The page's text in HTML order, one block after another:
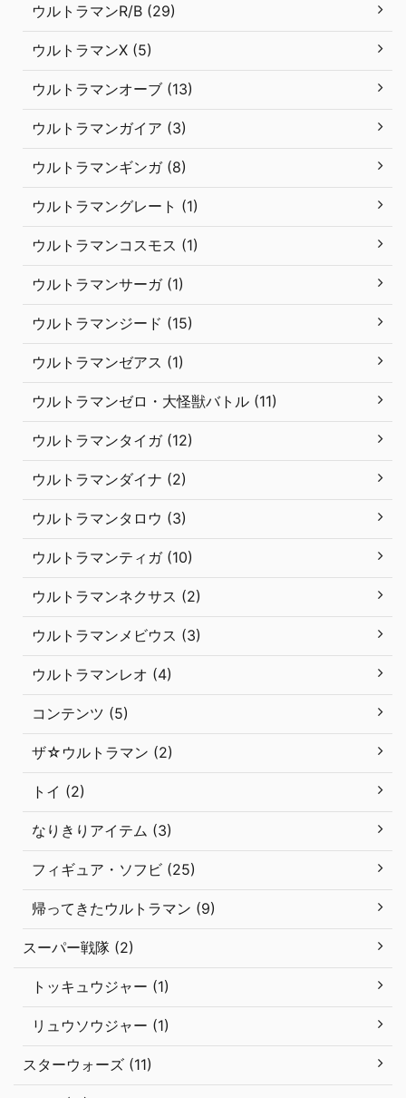
ウルトラマンR/B (29)
ウルトラマンX (5)
ウルトラマンオーブ (13)
ウルトラマンガイア (3)
ウルトラマンギンガ (8)
ウルトラマングレート (1)
ウルトラマンコスモス (1)
ウルトラマンサーガ (1)
ウルトラマンジード (15)
ウルトラマンゼアス (1)
ウルトラマンゼロ・大怪獣バトル (11)
ウルトラマンタイガ (12)
ウルトラマンダイナ (2)
ウルトラマンタロウ (3)
ウルトラマンティガ (10)
ウルトラマンネクサス (2)
ウルトラマンメビウス (3)
ウルトラマンレオ (4)
コンテンツ (5)
ザ☆ウルトラマン (2)
トイ (2)
なりきりアイテム (3)
フィギュア・ソフビ (25)
帰ってきたウルトラマン (9)
スーパー戦隊 (2)
トッキュウジャー (1)
リュウソウジャー (1)
スターウォーズ (11)